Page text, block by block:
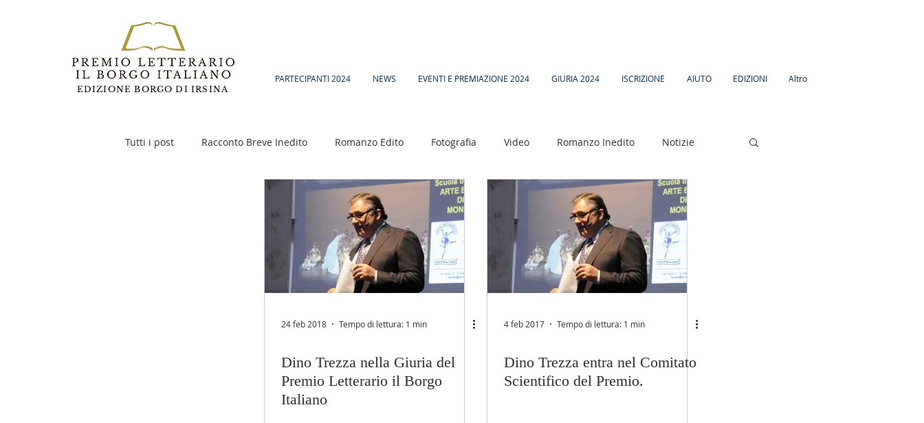
EDIZIONE BORGO DI IRSINA
PARTECIPANTI 2024 NEWS EVENTI E PREMIAZIONE 2024 GIURIA 2024 ISCRIZIONE AIUTO EDIZIONI Altro
Tutti i post Racconto Breve Inedito Romanzo Edito Fotografia Video Romanzo Inedito Notizie
24 feb 2018 Tempo di lettura: 1 min
Dino Trezza nella Giuria del
Premio Letterario il Borgo
Italiano
4 feb 2017 Tempo di lettura: 1 min
Dino Trezza entra nel Comitato
Scientifico del Premio.